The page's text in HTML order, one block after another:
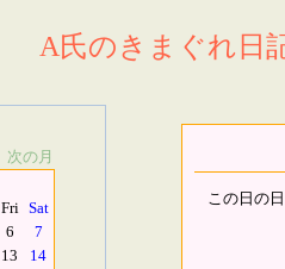
A氏のきまぐれ日
次の月
Fri Sat
6
7
13
14
この日の